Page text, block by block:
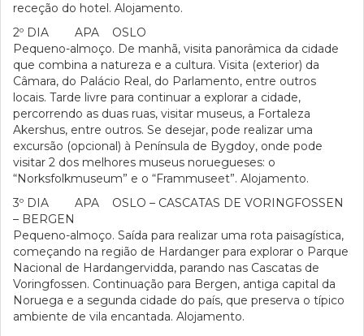
receção do hotel. Alojamento.
2º DIA APA OSLO
Pequeno-almoço. De manhã, visita panorâmica da cidade
que combina a natureza e a cultura. Visita (exterior) da
Câmara, do Palácio Real, do Parlamento, entre outros
locais. Tarde livre para continuar a explorar a cidade,
percorrendo as duas ruas, visitar museus, a Fortaleza
Akershus, entre outros. Se desejar, pode realizar uma
excursão (opcional) à Península de Bygdoy, onde pode
visitar 2 dos melhores museus noruegueses: o
“Norksfolkmuseum” e o “Frammuseet”. Alojamento.
3º DIA APA OSLO – CASCATAS DE VORINGFOSSEN
– BERGEN
Pequeno-almoço. Saída para realizar uma rota paisagística,
começando na região de Hardanger para explorar o Parque
Nacional de Hardangervidda, parando nas Cascatas de
Voringfossen. Continuação para Bergen, antiga capital da
Noruega e a segunda cidade do país, que preserva o típico
ambiente de vila encantada. Alojamento.